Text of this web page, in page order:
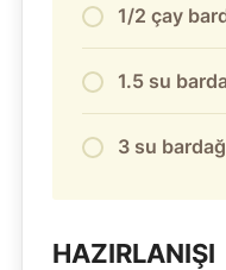
1/2 çay
1.5 su
3 su
HAZIRLANIŞI